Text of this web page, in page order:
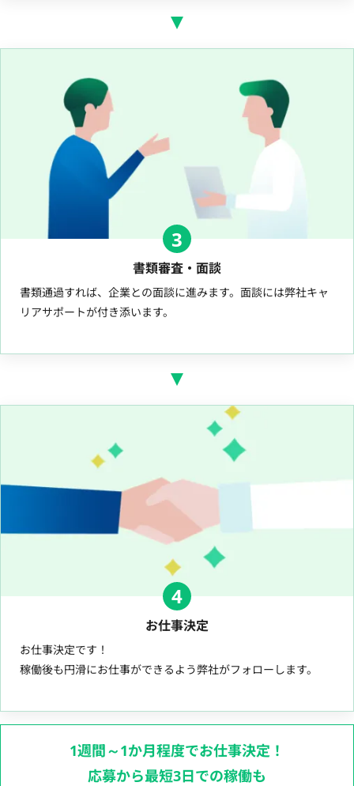
3
書類審査・面談
書類通過すれば、企業との面談に進みます。面談には弊社キャ
リアサポートが付き添います。
4
お仕事決定
お仕事決定です！
稼働後も円滑にお仕事ができるよう弊社がフォローします。
1週間～1か月程度でお仕事決定！
応募から最短3日での稼働も